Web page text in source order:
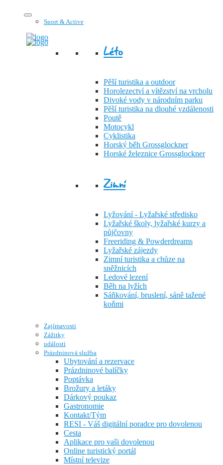
Sport & Active
Léto
Pěší turistika a outdoor
Horolezectví a vítězství na vrcholu
Divoké vody v národním parku
Pěší turistika na dlouhé vzdálenosti
Poutě
Motocykl
Cyklistika
Horský běh Grossglockner
Horské železnice Grossglockner
Zimní
Lyžování - Lyžařské středisko
Lyžařské školy, lyžařské kurzy a
půjčovny
Freeriding & Powderdreams
Lyžařské zájezdy
Zimní turistika a chůze na
sněžnicích
Ledové lezení
Běh na lyžích
Sáňkování, bruslení, sáně tažené
koňmi
Zajímavosti
Zážitky
události
Prázdninová služba
Ubytování a rezervace
Prázdninové balíčky
Poptávka
Brožury a letáky
Dárkový poukaz
Gastronomie
Kontakt/Tým
RESI - Váš digitální poradce pro dovolenou
Cesta
Aplikace pro vaši dovolenou
Online turistický portál
Místní televize